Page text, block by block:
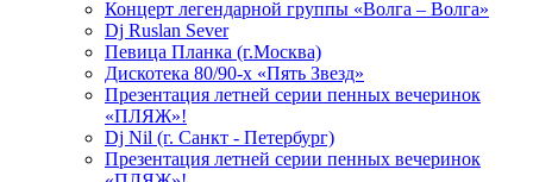
Концерт легендарной группы «Волга – Волга»
Dj Ruslan Sever
Певица Планка (г.Москва)
Дискотека 80/90-х «Пять Звезд»
Презентация летней серии пенных вечеринок
«ПЛЯЖ»!
Dj Nil (г. Санкт - Петербург)
Презентация летней серии пенных вечеринок